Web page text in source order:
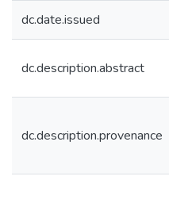
dc.date.issued
dc.description.abstract
dc.description.provenance